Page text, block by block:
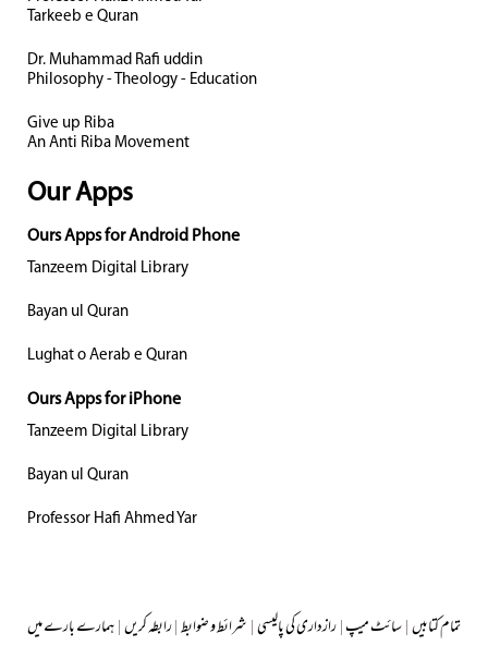
Tarkeeb e Quran
Dr. Muhammad Rafi uddin
Philosophy - Theology - Education
Give up Riba
An Anti Riba Movement
Our Apps
Ours Apps for Android Phone
Tanzeem Digital Library
Bayan ul Quran
Lughat o Aerab e Quran
Ours Apps for iPhone
Tanzeem Digital Library
Bayan ul Quran
Professor Hafi Ahmed Yar
ہمارے بارے میں|رابطہ کریں|شرائط و ضوابط|رازداری کی پالیسی|سائٹ میپ|تمام کتابیں